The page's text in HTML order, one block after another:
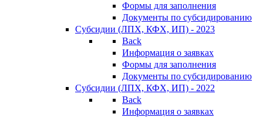
Формы для заполнения
Документы по субсидированию
Субсидии (ЛПХ, КФХ, ИП) - 2023
Back
Информация о заявках
Формы для заполнения
Документы по субсидированию
Субсидии (ЛПХ, КФХ, ИП) - 2022
Back
Информация о заявках